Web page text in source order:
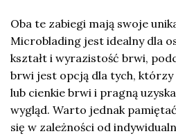
Oba te zabiegi mają swoje
Microblading jest idealny dla
kształt i wyrazistość brwi,
brwi jest opcją dla tych,
lub cienkie brwi i pragną
wygląd. Warto jednak
się w zależności od